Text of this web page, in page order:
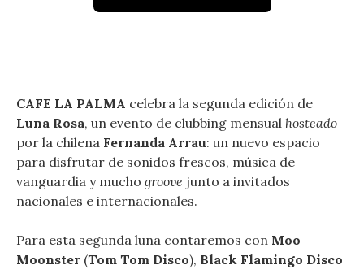
CAFE LA PALMA celebra la segunda edición de
Luna Rosa, un evento de clubbing mensual hosteado
por la chilena Fernanda Arrau: un nuevo espacio
para disfrutar de sonidos frescos, música de
vanguardia y mucho groove junto a invitados
nacionales e internacionales.
Para esta segunda luna contaremos con Moo
Moonster (Tom Tom Disco), Black Flamingo Disco